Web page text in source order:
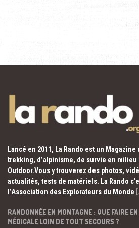
Lancé en 2011, La Rando est un
trekking, d’alpinisme, de survie en milieu
Outdoor.Vous y trouverez des photos,
actualités, tests de matériels. La Rando
l’Association des Explorateurs du Monde
RANDONNÉE EN MONTAGNE : QUE FAIRE
MÉDICALE LOIN DE TOUT SECOURS ?